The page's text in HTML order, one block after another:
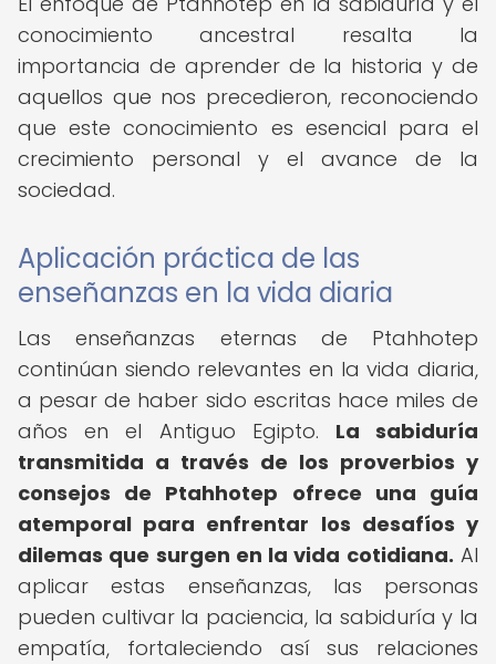
conocimiento ancestral resalta la
importancia de aprender de la historia y de
aquellos que nos precedieron, reconociendo
que este conocimiento es esencial para el
crecimiento personal y el avance de la
sociedad.
Aplicación práctica de las
enseñanzas en la vida diaria
Las enseñanzas eternas de Ptahhotep
continúan siendo relevantes en la vida diaria,
a pesar de haber sido escritas hace miles de
años en el Antiguo Egipto. La sabiduría
transmitida a través de los proverbios y
consejos de Ptahhotep ofrece una guía
atemporal para enfrentar los desafíos y
dilemas que surgen en la vida cotidiana. Al
aplicar estas enseñanzas, las personas
pueden cultivar la paciencia, la sabiduría y la
empatía, fortaleciendo así sus relaciones